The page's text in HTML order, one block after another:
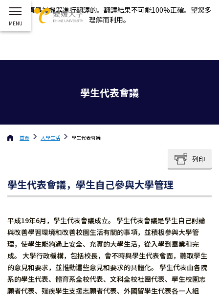
這個網頁是被機器進行翻譯的。翻譯結果不可能100%正確。望您多
理解而利用。
學生代表會議
首頁 大學生活 學生代表會議
列印
學生代表會議，學生自己參與大學管理
平成19年6月，學生代表會議成立。 學生代表會議是學生自己討論
與改善學習環境和改善校園生活有關的事項，並積极參與大學管
理，使學生能夠過上安全、充實的大學生活，從入學到畢業和完
成。 大學行政機構，包括校長，會不時與學生代表會面，聽取學生
的意見和要求，並推動這些意見和要求的具體化。 學生代表由各院
系的學生代表、體育系全校代表、文科全校社團代表、學生校園志
願者代表、殘疾學生支援志願者代表、外國留學生代表各一人組